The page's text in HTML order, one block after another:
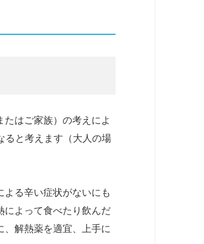
はご家族）の考えによ
ると考えます（大人の場
よる辛い症状がないにも
によって食べたり飲んだ
、解熱薬を適宜、上手に